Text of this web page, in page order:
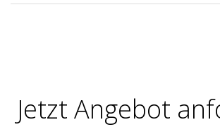
Jetzt Angebot